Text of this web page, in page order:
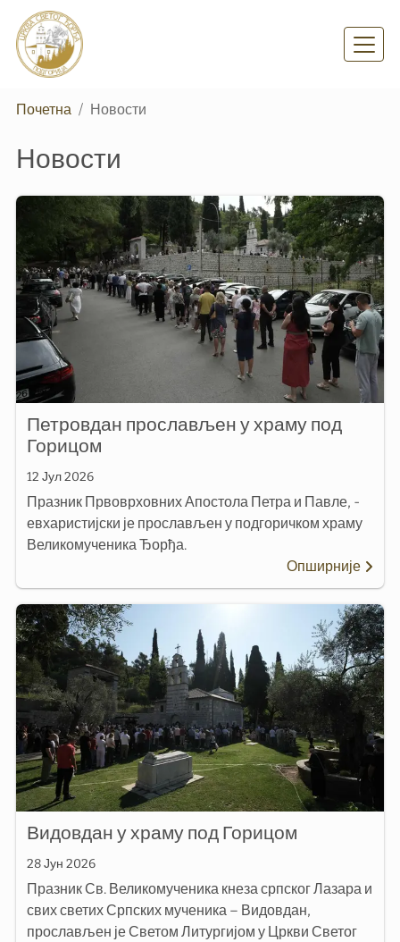
main
content
Почетна Новости
Новости
Петровдан прослављен у храму под
Горицом
12 Јул 2026
Празник Првоврховних Апостола Петра и Павле, -
евхаристијски је прослављен у подгоричком храму
Великомученика Ђорђа.
Опширније
Видовдан у храму под Горицом
28 Јун 2026
Празник Св. Великомученика кнеза српског Лазара и
свих светих Српских мученика – Видовдан,
прослављен је Светом Литургијом у Цркви Светог